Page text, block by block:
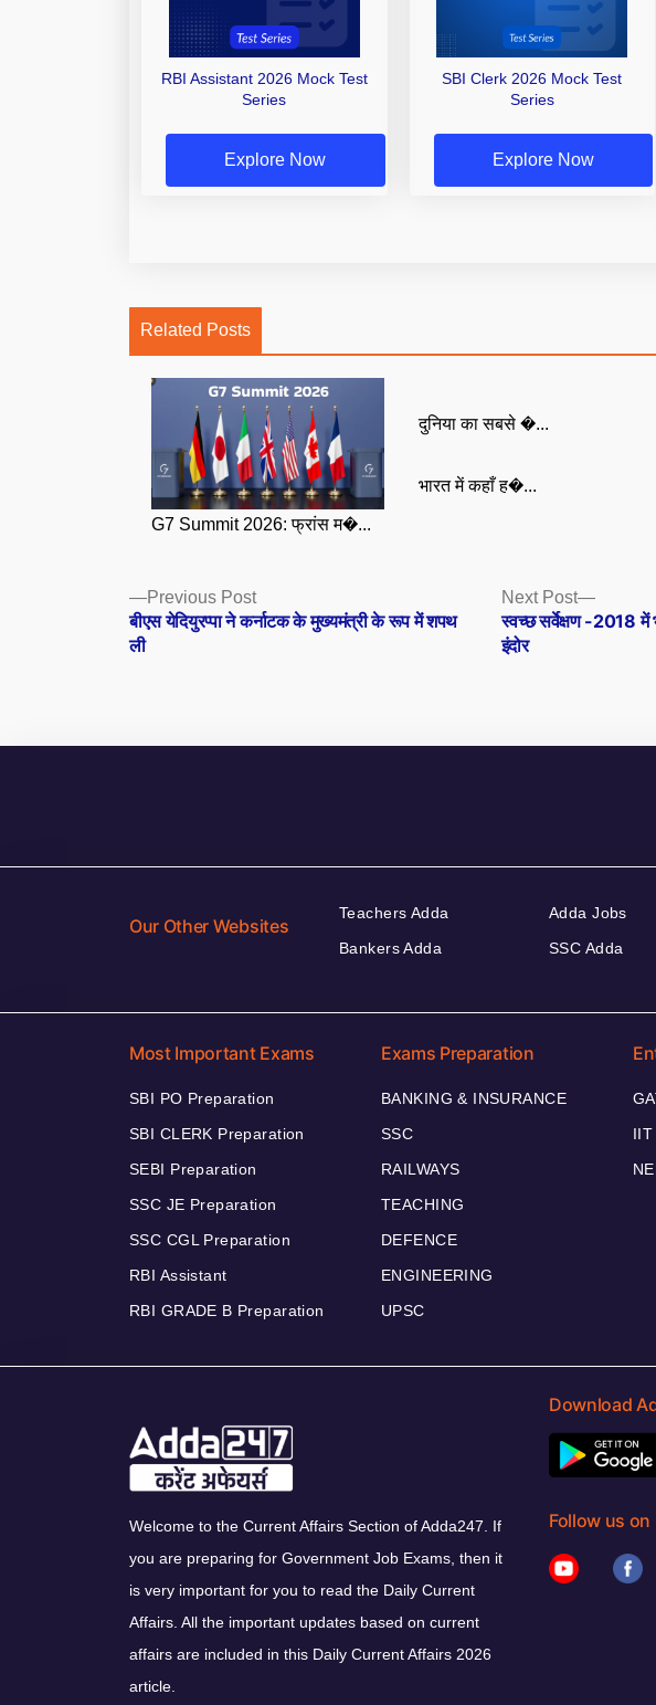
RBI Assistant 2026 Mock Test
Series
Explore Now
SBI Clerk 2026 Mock Test
Series
Explore Now
Related Posts
G7 Summit 2026: फ्रांस म�...
दुनिया का सबसे �...
भारत में कहाँ ह�...
Posts
navigation
Previous PostPrevious
post:
बीएस येदियुरप्पा ने कर्नाटक के मुख्यमंत्री के रूप में शपथ
ली
Next Post
Next
post:
स्वच्छ सर्वेक्षण -2018
इंदोर
Our Other Websites
Teachers Adda
Bankers Adda
Adda Jobs
SSC Adda
Most Important Exams
SBI PO Preparation
SBI CLERK Preparation
SEBI Preparation
SSC JE Preparation
SSC CGL Preparation
RBI Assistant
RBI GRADE B Preparation
Exams Preparation
BANKING & INSURANCE
SSC
RAILWAYS
TEACHING
DEFENCE
ENGINEERING
UPSC
IIT
Welcome to the Current Affairs Section of Adda247. If
you are preparing for Government Job Exams, then it
is very important for you to read the Daily Current
Affairs. All the important updates based on current
affairs are included in this Daily Current Affairs 2026
article.
Download
Follow us on